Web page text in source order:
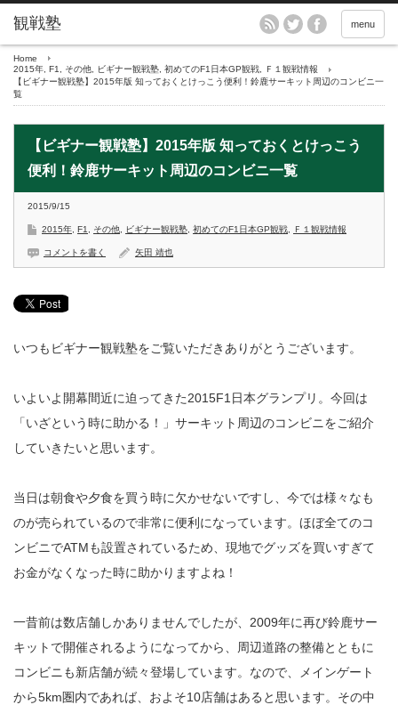
menu
Home
2015年 F1 その他 ビギナー観戦塾 初めてのF1日本GP観戦
Ｆ１観戦情報
【ビギナー観戦塾】2015年版 知っておくとけっこう便利！鈴鹿サーキット周辺のコンビニ一
覧
【ビギナー観戦塾】2015年版 知っておくとけっこう
便利！鈴鹿サーキット周辺のコンビニ一覧
2015/9/15
2015年 F1 その他 ビギナー観戦塾 初めてのF1日本GP観戦 Ｆ１観戦情報
コメントを書く 矢田 靖也
いつもビギナー観戦塾をご覧いただきありがとうございます。
いよいよ開幕間近に迫ってきた2015F1日本グランプリ。今回は
「いざという時に助かる！」サーキット周辺のコンビニをご紹介
していきたいと思います。
当日は朝食や夕食を買う時に欠かせないですし、今では様々なも
のが売られているので非常に便利になっています。ほぼ全てのコ
ンビニでATMも設置されているため、現地でグッズを買いすぎて
お金がなくなった時に助かりますよね！
一昔前は数店舗しかありませんでしたが、2009年に再び鈴鹿サー
キットで開催されるようになってから、周辺道路の整備とともに
コンビニも新店舗が続々登場しています。なので、メインゲート
から5km圏内であれば、およそ10店舗はあると思います。その中